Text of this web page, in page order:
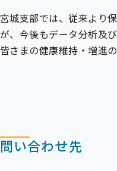
宮城支部では、従来より
が、今後もデータ分析及
皆さまの健康維持・増進
問い合わせ先